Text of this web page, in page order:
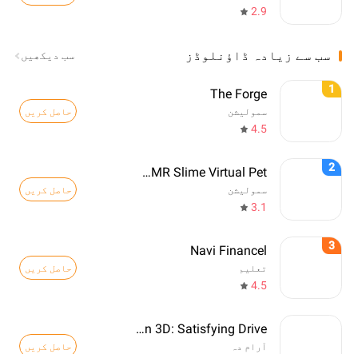
2.9
سب سے زیادہ ڈاؤنلوڈز سب دیکھیں
1
The Forge
سمولیشن
4.5
حاصل کریں
2
Sonu - ASMR Slime Virtual Pet
سمولیشن
3.1
حاصل کریں
3
Navi Financel
تعلیم
4.5
حاصل کریں
Drift Run 3D: Satisfying Drive
آرام دہ حاصل کریں